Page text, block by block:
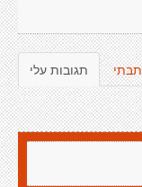
תגובות עלי